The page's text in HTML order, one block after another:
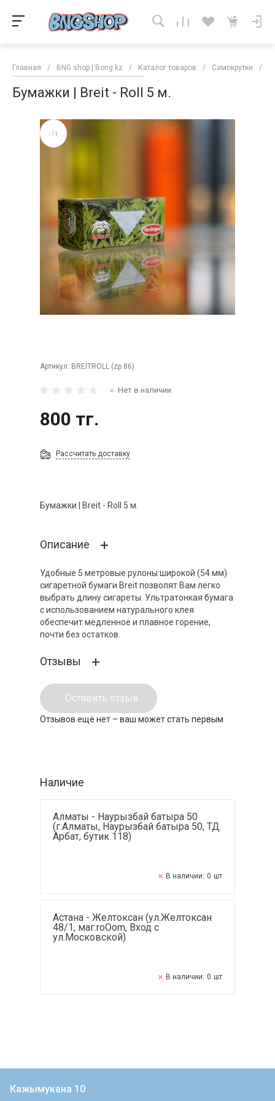
Главная / BNG shop | Bong.kz / Каталог товаров / Самокрутки /
Бумажки | Breit - Roll 5 м.
Артикул: BREITROLL (zp 86)
Нет в наличии
800 тг.
Рассчитать доставку
Бумажки | Breit - Roll 5 м.
Описание
Удобные 5 метровые рулоны широкой (54 мм)
сигаретной бумаги Breit позволят Вам легко
выбрать длину сигареты. Ультратонкая бумага
с использованием натурального клея
обеспечит медленное и плавное горение,
почти без остатков.
Отзывы
Оставить отзыв
Отзывов ещё нет – ваш может стать первым
Наличие
Алматы - Наурызбай батыра 50
(г.Алматы, Наурызбай батыра 50, ТД
Арбат, бутик 118)
В наличии: 0 шт
Астана - Желтоксан (ул.Желтоксан
48/1, маг.roOom, Вход с
ул.Московской)
В наличии: 0 шт
Кажымукана 10